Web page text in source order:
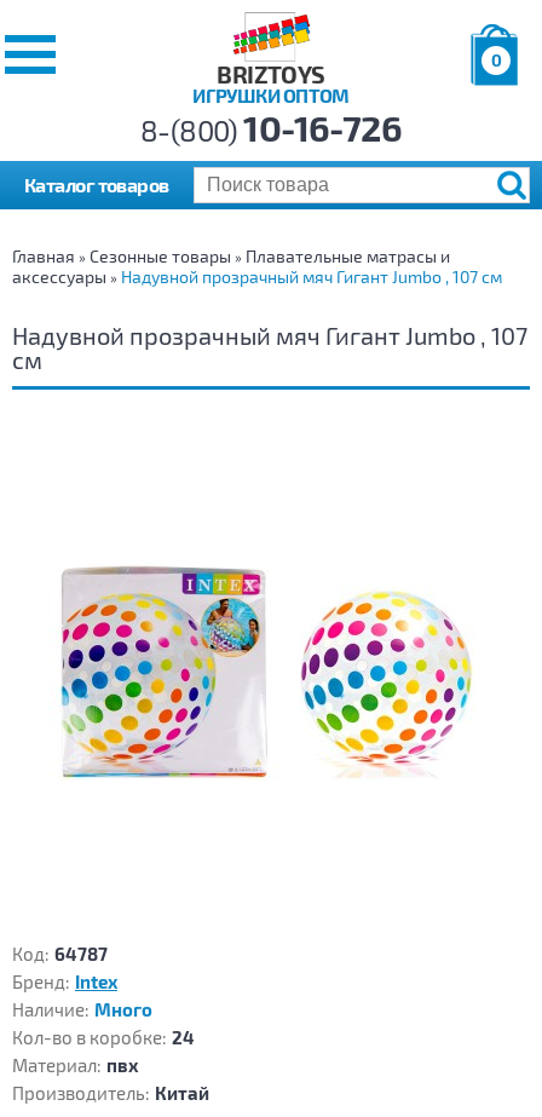
BRIZTOYS
ИГРУШКИ ОПТОМ
0
р.
8-(800)10-16-726
Каталог товаров
Главная » Сезонные товары » Плавательные матрасы и
аксессуары » Надувной прозрачный мяч Гигант Jumbo , 107 см
Надувной прозрачный мяч Гигант Jumbo , 107
см
Код: 64787
Бренд: Intex
Наличие: Много
Кол-во в коробке: 24
Материал: пвх
Производитель: Китай